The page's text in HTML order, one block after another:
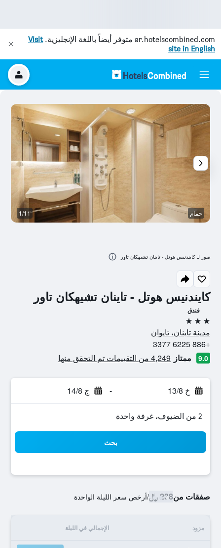
ar.hotelscombined.com متوفر أيضاً باللغة الإنجليزية.Visit
site in English
كايندنيس هوتل - تاينان تشيهكان تاور
فندق
3 نجوم
مدينة تاينان، تايوان
+886 6225 3377
9.0 ممتاز 4,249 من التقييمات تم التحقق منها
خ 13/8 - ج 14/8
2 من الضيوف، غرفة واحدة
بحث
صفقات من238 ﷼ /أرخص سعر الليلة الواحدة
مزود الإجمالي في الليلة
حمام 1/11
صور لـ كايندنيس هوتل - تاينان تشيهكان تاور